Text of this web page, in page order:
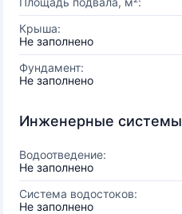
Крыша:
Не заполнено
Фундамент:
Не заполнено
Инженерные системы
Водоотведение:
Не заполнено
Система водостоков:
Не заполнено